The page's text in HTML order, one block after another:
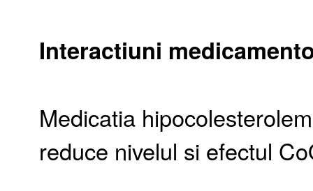
Interactiuni
Medicatia
reduce nivelul si efectul